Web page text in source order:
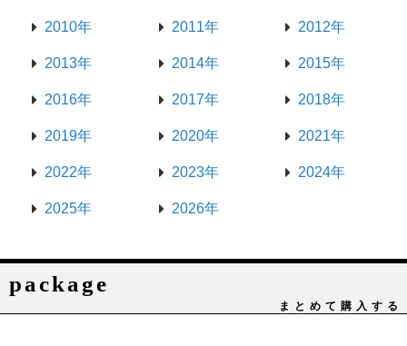
2010年 2011年 2012年
2013年 2014年 2015年
2016年 2017年 2018年
2019年 2020年 2021年
2022年 2023年 2024年
2025年 2026年
package
まとめて購入する